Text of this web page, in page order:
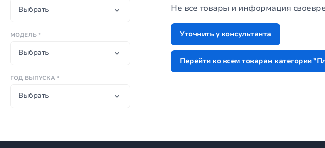
Выбрать
МОДЕЛЬ *
Выбрать
ГОД ВЫПУСКА *
Выбрать
Не все товары и информация
Уточнить у консультанта
Перейти ко всем товарам категории